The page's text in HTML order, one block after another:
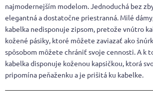
najmodernejším modelom. Jednoduchá bez
elegantná a dostatočne priestranná. Milé
kabelka nedisponuje zipsom, pretože vnútro
kožené pásiky, ktoré môžete zaviazať ako
spôsobom môžete chrániť svoje cennosti. A k
kabelka disponuje koženou kapsičkou, ktorá
pripomína peňaženku a je prišitá ku kabelke.